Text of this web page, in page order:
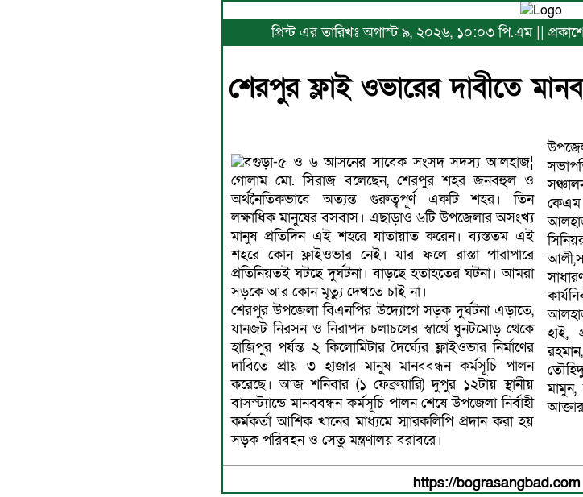
প্রিন্ট এর তারিখঃ অগাস্ট ৯, ২০২৬, ১০:০৩ পি.এম ||
শেরপুর ফ্লাই ওভারের দাবীতে
বগুড়া-৫ ও ৬ আসনের সাবেক সংসদ সদস্য আলহাজ¦
গোলাম মো. সিরাজ বলেছেন, শেরপুর শহর জনবহুল ও
অর্থনৈতিকভাবে অত্যন্ত গুরুত্বপূর্ণ একটি শহর। তিন
লক্ষাধিক মানুষের বসবাস। এছাড়াও ৬টি উপজেলার অসংখ্য
মানুষ প্রতিদিন এই শহরে যাতায়াত করেন। ব্যস্ততম এই
শহরে কোন ফ্লাইওভার নেই। যার ফলে রাস্তা পারাপারে
প্রতিনিয়তই ঘটছে দুর্ঘটনা। বাড়ছে হতাহতের ঘটনা। আমরা
সড়কে আর কোন মৃত্যু দেখতে চাই না।
শেরপুর উপজেলা বিএনপির উদ্যোগে সড়ক দুর্ঘটনা এড়াতে,
যানজট নিরসন ও নিরাপদ চলাচলের স্বার্থে ধুনটমোড় থেকে
হাজিপুর পর্যন্ত ২ কিলোমিটার দৈর্ঘ্যের ফ্লাইওভার নির্মাণের
দাবিতে প্রায় ৩ হাজার মানুষ মানববন্ধন কর্মসূচি পালন
করেছে। আজ শনিবার (১ ফেব্রুয়ারি) দুপুর ১২টায় স্থানীয়
বাসস্ট্যান্ডে মানববন্ধন কর্মসূচি পালন শেষে উপজেলা নির্বাহী
কর্মকর্তা আশিক খানের মাধ্যমে স্মারকলিপি প্রদান করা হয়
সড়ক পরিবহন ও সেতু মন্ত্রণালয় বরাবরে।
কেএম
হাই,
https://